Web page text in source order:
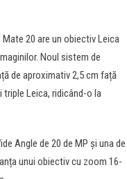
20 are un obiectiv Leica
Noul sistem de
de aproximativ 2,5 cm față
Leica, ridicând-o la
Angle de 20 de MP și una de
unui obiectiv cu zoom 16-